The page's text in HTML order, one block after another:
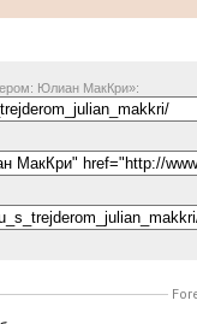
Юлиан МакКри»: